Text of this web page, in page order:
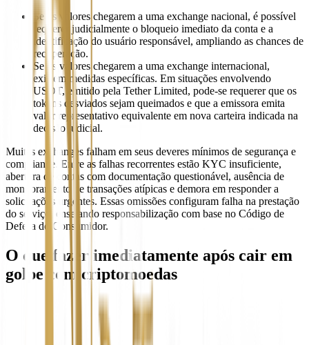
Se os valores chegarem a uma exchange nacional, é possível
requerer judicialmente o bloqueio imediato da conta e a
identificação do usuário responsável, ampliando as chances de
recuperação.
Se os valores chegarem a uma exchange internacional,
existem medidas específicas. Em situações envolvendo
USDT, emitido pela Tether Limited, pode-se requerer que os
tokens desviados sejam queimados e que a emissora emita
valor representativo equivalente em nova carteira indicada na
decisão judicial.
Muitas exchanges falham em seus deveres mínimos de segurança e
compliance. Entre as falhas recorrentes estão KYC insuficiente,
abertura de contas com documentação questionável, ausência de
monitoramento de transações atípicas e demora em responder a
solicitações urgentes. Essas omissões configuram falha na prestação
do serviço, ensejando responsabilização com base no Código de
Defesa do Consumidor.
O que fazer imediatamente após cair em
golpe com criptomoedas